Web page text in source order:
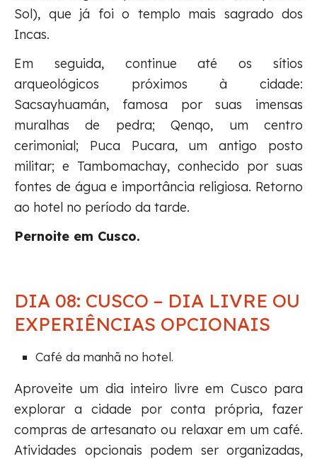
Sol), que já foi o templo mais sagrado dos
Incas.
Em seguida, continue até os sítios
arqueológicos próximos à cidade:
Sacsayhuamán, famosa por suas imensas
muralhas de pedra; Qenqo, um centro
cerimonial; Puca Pucara, um antigo posto
militar; e Tambomachay, conhecido por suas
fontes de água e importância religiosa. Retorno
ao hotel no período da tarde.
Pernoite em Cusco.
DIA 08: CUSCO – DIA LIVRE OU
EXPERIÊNCIAS OPCIONAIS
Café da manhã no hotel.
Aproveite um dia inteiro livre em Cusco para
explorar a cidade por conta própria, fazer
compras de artesanato ou relaxar em um café.
Atividades opcionais podem ser organizadas,